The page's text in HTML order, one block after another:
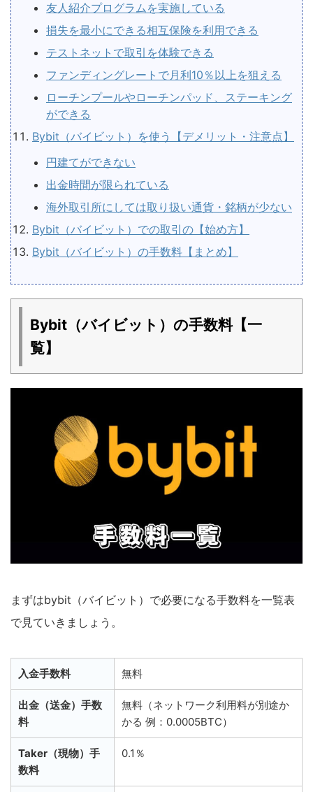
友人紹介プログラムを実施している
損失を最小にできる相互保険を利用できる
テストネットで取引を体験できる
ファンディングレートで月利10％以上を狙える
ローチンプールやローチンパッド、ステーキング
ができる
Bybit（バイビット）を使う【デメリット・注意点】
円建てができない
出金時間が限られている
海外取引所にしては取り扱い通貨・銘柄が少ない
Bybit（バイビット）での取引の【始め方】
Bybit（バイビット）の手数料【まとめ】
Bybit（バイビット）の手数料【一
覧】
まずはbybit（バイビット）で必要になる手数料を一覧表
で見ていきましょう。
入金手数料 無料
出金（送金）手数
料
無料（ネットワーク利用料が別途か
かる 例：0.0005BTC）
Taker（現物）手
数料
0.1％